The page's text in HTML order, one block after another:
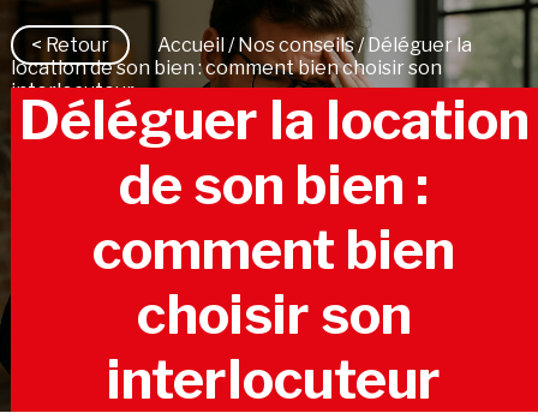
< Retour Accueil/Nos conseils/ Déléguer la
location de son bien : comment bien choisir son
interlocuteur
Déléguer la location
de son bien :
comment bien
choisir son
interlocuteur